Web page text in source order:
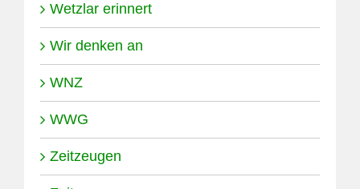
Wetzlar erinnert
Wir denken an
WNZ
WWG
Zeitzeugen